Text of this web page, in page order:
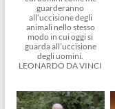
guarderanno
all’uccisione degli
animali nello stesso
modo in cui oggi si
guarda all’uccisione
degli uomini.
LEONARDO DA VINCI